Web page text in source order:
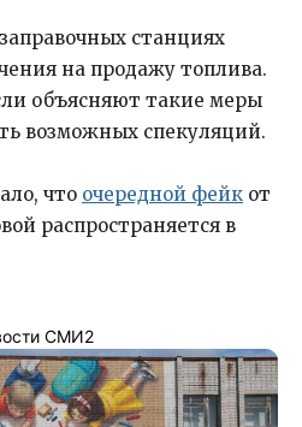
станциях
на продажу топлива.
объясняют такие меры
возможных спекуляций.
что очередной фейк от
распространяется в
СМИ2